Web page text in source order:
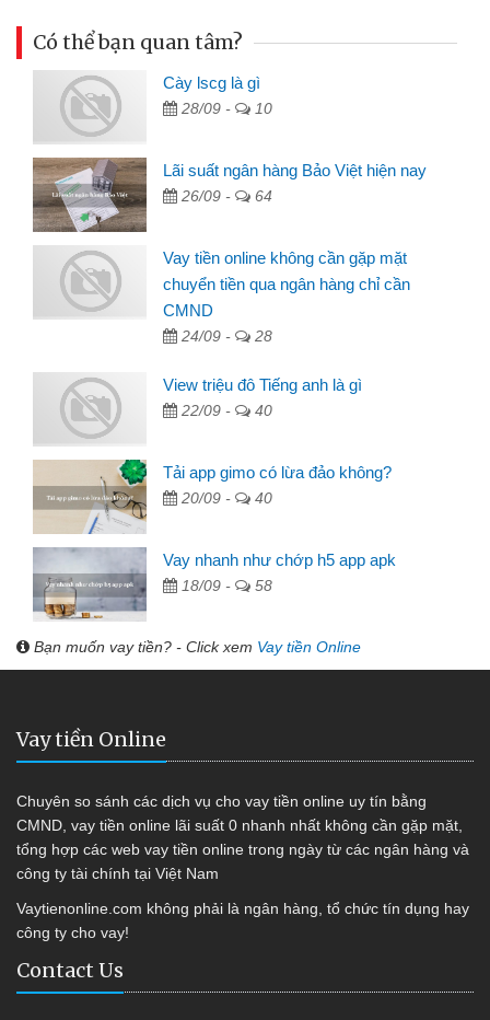
Có thể bạn quan tâm?
Cày lscg là gì
28/09 - 10
Lãi suất ngân hàng Bảo Việt hiện nay
26/09 - 64
Vay tiền online không cần gặp mặt
chuyển tiền qua ngân hàng chỉ cần
CMND
24/09 - 28
View triệu đô Tiếng anh là gì
22/09 - 40
Tải app gimo có lừa đảo không?
20/09 - 40
Vay nhanh như chớp h5 app apk
18/09 - 58
Bạn muốn vay tiền? - Click xem Vay tiền Online
Vay tiền Online
Chuyên so sánh các dịch vụ cho vay tiền online uy tín bằng
CMND, vay tiền online lãi suất 0 nhanh nhất không cần gặp mặt,
tổng hợp các web vay tiền online trong ngày từ các ngân hàng và
công ty tài chính tại Việt Nam
Vaytienonline.com không phải là ngân hàng, tổ chức tín dụng hay
công ty cho vay!
Contact Us